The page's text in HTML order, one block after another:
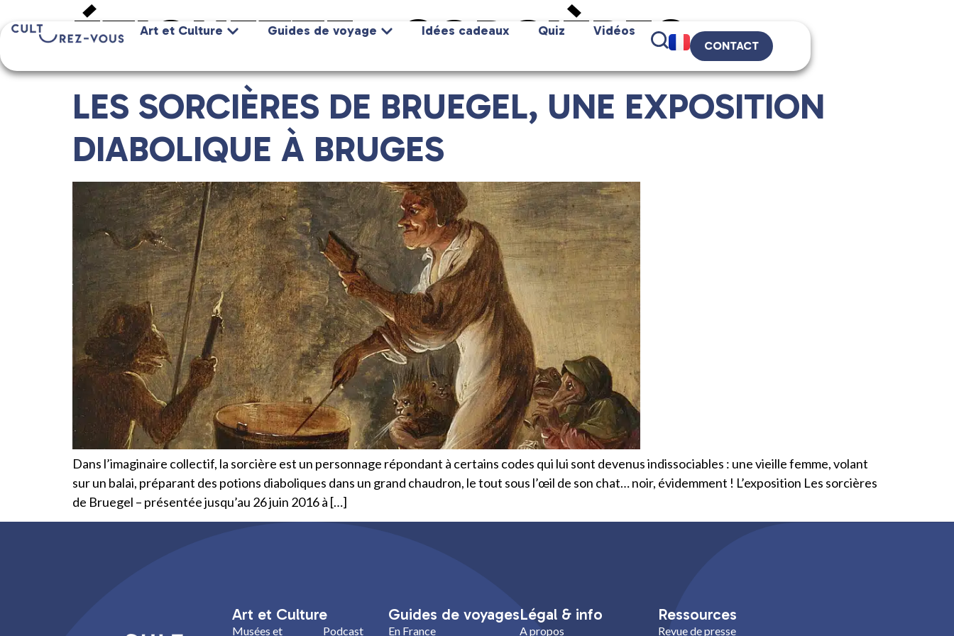
Art et Culture Guides de voyage Idées cadeaux Quiz Vidéos
CONTACT
ÉTIQUETTE : SORCIÈRES
LES SORCIÈRES DE BRUEGEL, UNE EXPOSITION
DIABOLIQUE À BRUGES
Dans l’imaginaire collectif, la sorcière est un personnage répondant à certains codes qui lui sont devenus indissociables : une vieille femme, volant
sur un balai, préparant des potions diaboliques dans un grand chaudron, le tout sous l’œil de son chat… noir, évidemment ! L’exposition Les sorcières
de Bruegel – présentée jusqu’au 26 juin 2016 à […]
Art et Culture
Musées et Podcast
Guides de voyages
En France
Légal & info
A propos
Ressources
Revue de presse